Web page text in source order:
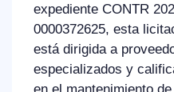
expediente CONTR
0000372625, esta
está dirigida a
especializados y